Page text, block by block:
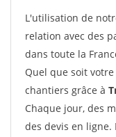
L'utilisation de
relation avec des
dans toute la
Quel que soit
chantiers grâce à
Chaque jour, des
des devis en ligne.